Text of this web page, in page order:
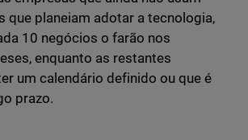
que planeiam adotar a tecnologia,
10 negócios o farão nos
enquanto as restantes
um calendário definido ou que é
prazo.